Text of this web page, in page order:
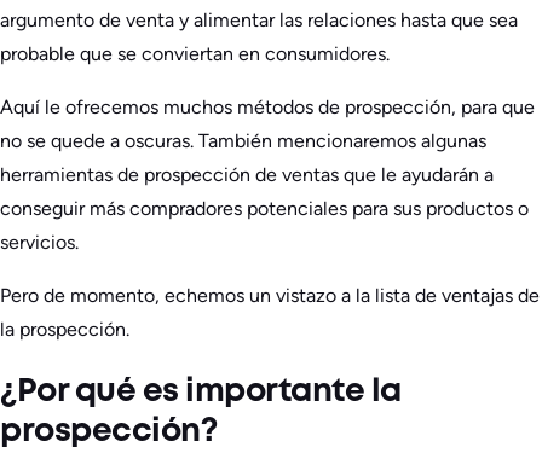
argumento de venta y alimentar las relaciones hasta que sea
probable que se conviertan en consumidores.
Aquí le ofrecemos muchos métodos de prospección, para que
no se quede a oscuras. También mencionaremos algunas
herramientas de prospección de ventas que le ayudarán a
conseguir más compradores potenciales para sus productos o
servicios.
Pero de momento, echemos un vistazo a la lista de ventajas de
la prospección.
¿Por qué es importante la
prospección?